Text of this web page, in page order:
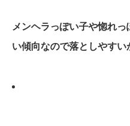
メンヘラっぽい子や惚れ
い傾向なので落としやすい